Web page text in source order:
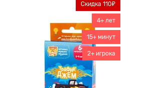
Скидка 110₽
4+ лет
15+ минут
2+ игрока